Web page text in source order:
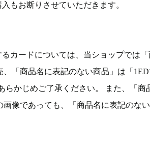
もお断りさせていただきます。
カードについては、当ショップでは「
「商品名に表記のない商品」は「
らかじめご了承ください。 また、「商
像であっても、「商品名に表記のない